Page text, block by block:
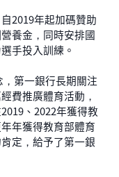
2019年起加碼贊助
養金，同時安排國
手投入訓練。
第一銀行長期關注
費推廣體育活動，
、2022年獲得教
年獲得教育部體育
定，給予了第一銀